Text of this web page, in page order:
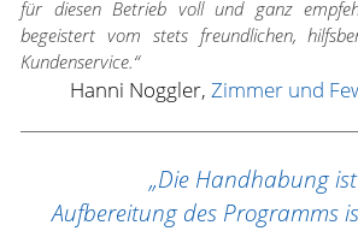
für diesen Betrieb voll und ganz
begeistert vom stets freundlichen,
Kundenservice.“
Hanni Noggler, Zimmer und
„Die Handhabung
Aufbereitung des Programms